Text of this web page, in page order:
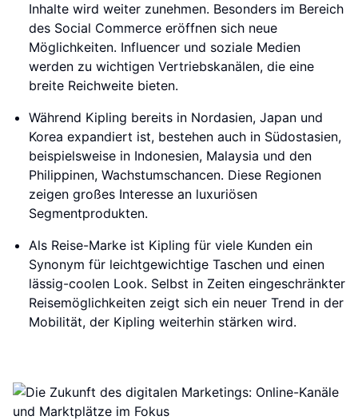
Inhalte wird weiter zunehmen. Besonders im Bereich
des Social Commerce eröffnen sich neue
Möglichkeiten. Influencer und soziale Medien
werden zu wichtigen Vertriebskanälen, die eine
breite Reichweite bieten.
Während Kipling bereits in Nordasien, Japan und
Korea expandiert ist, bestehen auch in Südostasien,
beispielsweise in Indonesien, Malaysia und den
Philippinen, Wachstumschancen. Diese Regionen
zeigen großes Interesse an luxuriösen
Segmentprodukten.
Als Reise-Marke ist Kipling für viele Kunden ein
Synonym für leichtgewichtige Taschen und einen
lässig-coolen Look. Selbst in Zeiten eingeschränkter
Reisemöglichkeiten zeigt sich ein neuer Trend in der
Mobilität, der Kipling weiterhin stärken wird.